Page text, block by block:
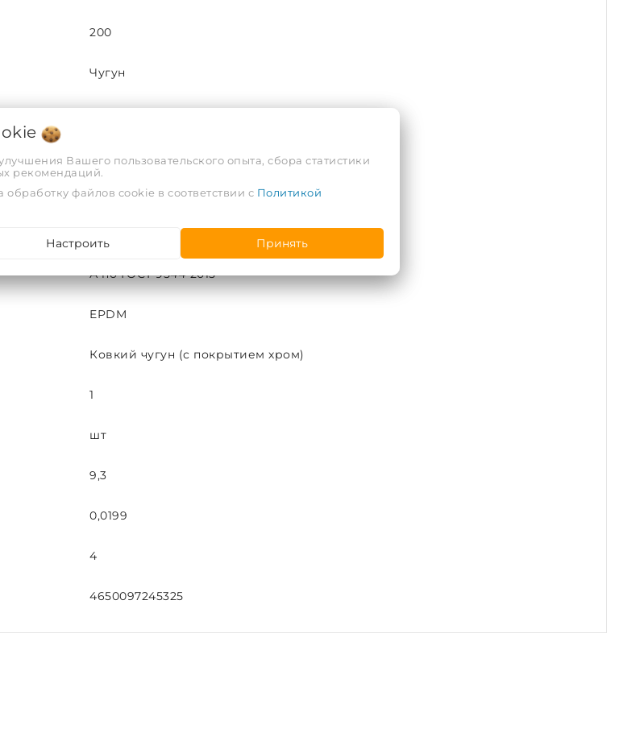
200
Чугун
Нержавеющая сталь
А по ГОСТ 9544-2015
EPDM
Ковкий чугун (с покрытием хром)
1
шт
9,3
0,0199
4
4650097245325
Вашего пользовательского опыта, сбора статистики
рекомендаций.
файлов cookie в соответствии с Политикой
Настроить Принять